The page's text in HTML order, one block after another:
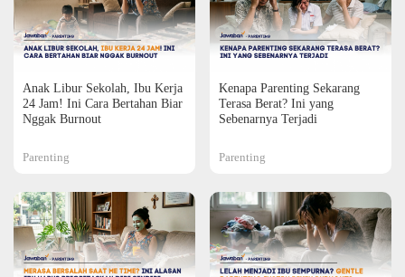
Anak Libur Sekolah, Ibu Kerja
24 Jam! Ini Cara Bertahan Biar
Nggak Burnout
Parenting
Kenapa Parenting Sekarang
Terasa Berat? Ini yang
Sebenarnya Terjadi
Parenting